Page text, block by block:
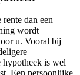
dan een
wordt
u. Vooral bij
hypotheek is wel